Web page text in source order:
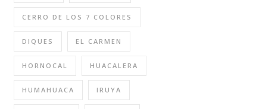
CERRO DE LOS 7 COLORES
DIQUES EL CARMEN
HORNOCAL HUACALERA
HUMAHUACA IRUYA